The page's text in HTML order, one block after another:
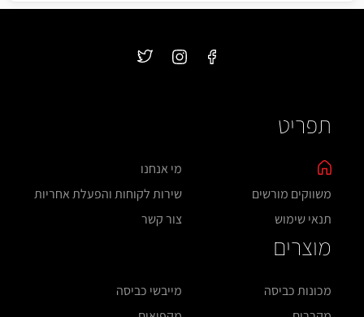
תפריט
מי אנחנו
משווקים מורשים
שירות לקוחות והפעלת אחריות
תנאי שימוש
צור קשר
מוצרים
מכונות כביסה
מייבשי כביסה